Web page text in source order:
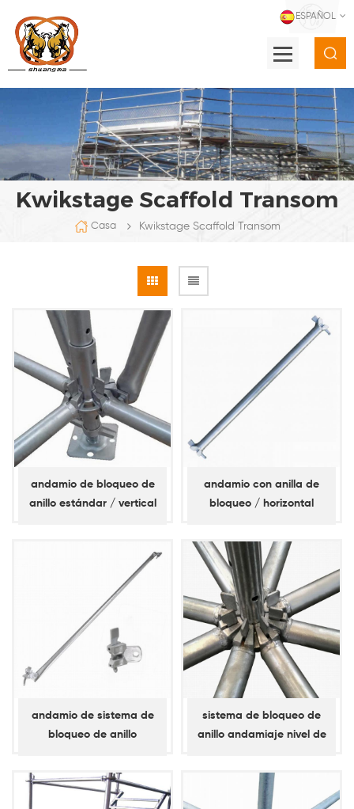
ESPAÑOL
Kwikstage Scaffold Transom
Casa Kwikstage Scaffold Transom
andamio de bloqueo de
anillo estándar / vertical
andamio con anilla de
bloqueo / horizontal
andamio de sistema de
bloqueo de anillo
abrazadera de bahía
sistema de bloqueo de
anillo andamiaje nivel de
mayor diagonal